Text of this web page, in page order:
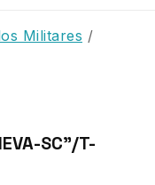
Militares /
SC”/T-